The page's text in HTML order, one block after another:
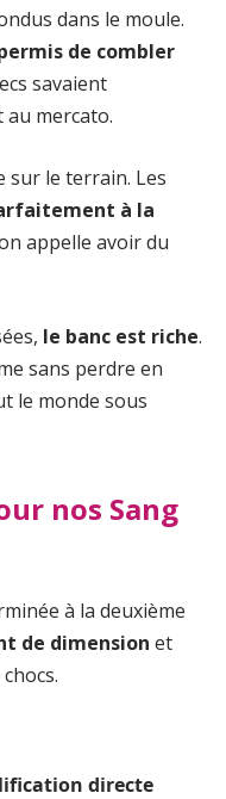
dans le moule.
de combler
savaient
au mercato.
sur le terrain. Les
à la
appelle avoir du
le banc est riche.
sans perdre en
le monde sous
nos Sang
à la deuxième
de dimension et
directe